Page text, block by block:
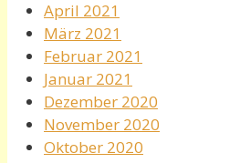
April 2021
März 2021
Februar 2021
Januar 2021
Dezember 2020
November 2020
Oktober 2020